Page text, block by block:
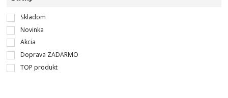
Skladom
Novinka
Akcia
Doprava ZADARMO
TOP produkt